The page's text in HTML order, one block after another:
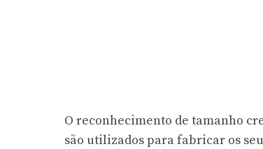
O reconhecimento de tamanho
são utilizados para fabricar os